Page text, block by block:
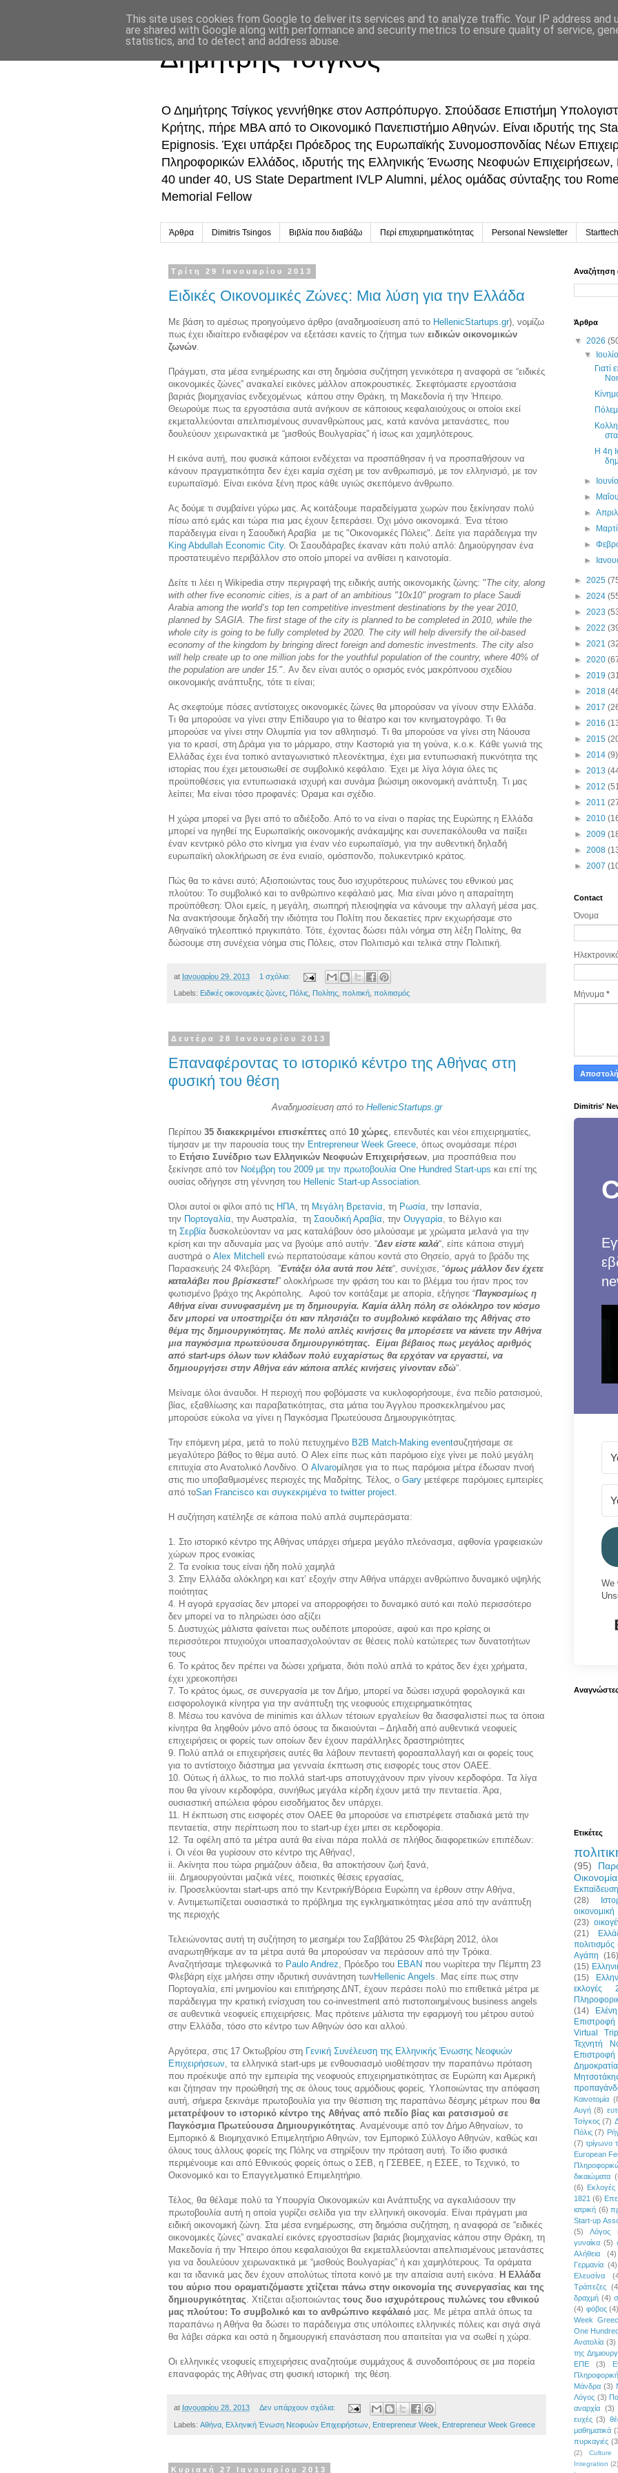
Δημήτρης Τσίγκος
Ο Δημήτρης Τσίγκος γεννήθηκε στον Ασπρόπυργο. Σπούδασε Επιστήμη
Κρήτης, πήρε MBA από το Οικονομικό Πανεπιστήμιο Αθηνών. Είναι ιδρυτής της
Epignosis. Έχει υπάρξει Πρόεδρος της Ευρωπαϊκής Συνομοσπονδίας Νέων
Πληροφορικών Ελλάδος, ιδρυτής της Ελληνικής Ένωσης Νεοφυών
40 under 40, US State Department IVLP Alumni, μέλος ομάδας σύνταξης του
Memorial Fellow
Άρθρα Dimitris Tsingos Βιβλία που διαβάζω Περί επιχειρηματικότητας Personal Newsletter
Τρίτη 29 Ιανουαρίου 2013
Ειδικές Οικονομικές Ζώνες: Μια λύση για την Ελλάδα
Με βάση το αμέσως προηγούμενο άρθρο (αναδημοσίευση από το HellenicStartups.gr), νομίζω
πως έχει ιδιαίτερο ενδιαφέρον να εξετάσει κανείς το ζήτημα των ειδικών οικονομικών
ζωνών.
Πράγματι, στα μέσα ενημέρωσης και στη δημόσια συζήτηση γενικότερα η αναφορά σε “ειδικές
οικονομικές ζώνες” ανακαλεί εικόνες μάλλον αποκρουστικές. Σκεφτόμαστε εργοστάσια
βαριάς βιομηχανίας ενδεχομένως κάπου στην Θράκη, τη Μακεδονία ή την Ήπειρο.
Θεωρούμε πως τα εργοστάσια αυτά ανήκουν σε κάποιους κεφαλαιούχους οι οποίοι εκεί
εκμεταλλεύονται απελπισμένους συνανθρώπους μας, κατά κανόνα μετανάστες, που
δουλεύουν χειρωνακτικά με “μισθούς Βουλγαρίας” ή ίσως και χαμηλότερους.
Η εικόνα αυτή, που φυσικά κάποιοι ενδέχεται να προσπάθησαν ή να προσπαθήσουν να
κάνουν πραγματικότητα δεν έχει καμία σχέση με τον ανθρωπισμό, με τον ελληνισμό, με τον
ευρωπαϊσμό. Είναι εικόνα ξένη προς κάθε υγιώς σκεπόμενο άνθρωπο.
Ας δούμε τι συμβαίνει γύρω μας. Ας κοιτάξουμε παραδείγματα χωρών που ξεκίνησαν πολύ
πίσω από εμάς και τώρα πια μας έχουν ξεπεράσει. Όχι μόνο οικονομικά. Ένα τέτοιο
παράδειγμα είναι η Σαουδική Αραβία με τις "Οικονομικές Πόλεις". Δείτε για παράδειγμα την
King Abdullah Economic City. Οι Σαουδάραβες έκαναν κάτι πολύ απλό: Δημιούργησαν ένα
προστατευμένο περιβάλλον στο οποίο μπορεί να ανθίσει η καινοτομία.
Δείτε τι λέει η Wikipedia στην περιγραφή της ειδικής αυτής οικονομικής ζώνης: "The city, along
with other five economic cities, is a part of an ambitious "10x10" program to place Saudi
Arabia among the world’s top ten competitive investment destinations by the year 2010,
planned by SAGIA. The first stage of the city is planned to be completed in 2010, while the
whole city is going to be fully completed by 2020. The city will help diversify the oil-based
economy of the kingdom by bringing direct foreign and domestic investments. The city also
will help create up to one million jobs for the youthful population of the country, where 40% of
the population are under 15.". Αν δεν είναι αυτός ο ορισμός ενός μακρόπνοου σχεδίου
οικονομικής ανάπτυξης, τότε τι είναι;
Ας σκεφτούμε πόσες αντίστοιχες οικονομικές ζώνες θα μπορούσαν να γίνουν στην Ελλάδα.
Τι θα μπορούσε να γίνει στην Επίδαυρο για το θέατρο και τον κινηματογράφο. Τι θα
μπορούσε να γίνει στην Ολυμπία για τον αθλητισμό. Τι θα μπορούσε να γίνει στη Νάουσα
για το κρασί, στη Δράμα για το μάρμαρο, στην Καστοριά για τη γούνα, κ.ο.κ. Κάθε γωνιά της
Ελλάδας έχει ένα τοπικό ανταγωνιστικό πλεονέκτημα, έχει μια εντυπωσιακή πυκνότητα της
ιστορίας που έχει μετουσιωθεί σε συμβολικό κεφάλαιο. Έχει με λίγα λόγια όλες τις
προϋποθέσεις για εντυπωσιακά ισχυρή και συνάμα βιώσιμη οικονομική ανάπτυξη. Τι μας
λείπει; Μα είναι τόσο προφανές: Όραμα και σχέδιο.
Η χώρα μπορεί να βγει από το αδιέξοδο. Από το να είναι ο παρίας της Ευρώπης η Ελλάδα
μπορεί να ηγηθεί της Ευρωπαϊκής οικονομικής ανάκαμψης και συνεπακόλουθα να παίξει
έναν κεντρικό ρόλο στο κίνημα για έναν νέο ευρωπαϊσμό, για την αυθεντική δηλαδή
ευρωπαϊκή ολοκλήρωση σε ένα ενιαίο, ομόσπονδο, πολυκεντρικό κράτος.
Πώς θα το κάνει αυτό; Αξιοποιώντας τους δυο ισχυρότερους πυλώνες του εθνικού μας
πλούτου: Το συμβολικό και το ανθρώπινο κεφάλαιό μας. Μια είναι μόνο η απαραίτητη
προϋπόθεση: Όλοι εμείς, η μεγάλη, σιωπηρή πλειοψηφία να κάνουμε την αλλαγή μέσα μας.
Να ανακτήσουμε δηλαδή την ιδιότητα του Πολίτη που δεκαετίες πριν εκχωρήσαμε στο
Αθηναϊκό τηλεοπτικό πριγκιπάτο. Τότε, έχοντας δώσει πάλι νόημα στη λέξη Πολίτης, θα
δώσουμε στη συνέχεια νόημα στις Πόλεις, στον Πολιτισμό και τελικά στην Πολιτική.
at Ιανουαρίου 29, 2013 1 σχόλιο:
Labels: Ειδικές οικονομικές ζώνες, Πόλις, Πολίτης, πολιτική, πολιτισμός
Δευτέρα 28 Ιανουαρίου 2013
Επαναφέροντας το ιστορικό κέντρο της Αθήνας στη
φυσική του θέση
Αναδημοσίευση από το HellenicStartups.gr
Περίπου 35 διακεκριμένοι επισκέπτες από 10 χώρες, επενδυτές και νέοι επιχειρηματίες,
τίμησαν με την παρουσία τους την Entrepreneur Week Greece, όπως ονομάσαμε πέρσι
το Ετήσιο Συνέδριο των Ελληνικών Νεοφυών Επιχειρήσεων, μια προσπάθεια που
ξεκίνησε από τον Νοέμβρη του 2009 με την πρωτοβουλία One Hundred Start-ups και επί της
ουσίας οδήγησε στη γέννηση του Hellenic Start-up Association.
Όλοι αυτοί οι φίλοι από τις ΗΠΑ, τη Μεγάλη Βρετανία, τη Ρωσία, την Ισπανία,
την Πορτογαλία, την Αυστραλία, τη Σαουδική Αραβία, την Ουγγαρία, το Βέλγιο και
τη Σερβία δυσκολεύονταν να μας καταλάβουν όσο μιλούσαμε με χρώματα μελανά για την
κρίση και την αδυναμία μας να βγούμε από αυτήν. “Δεν είστε καλά“, είπε κάποια στιγμή
αυστηρά ο Alex Mitchell
ενώ περπατούσαμε κάπου κοντά στο Θησείο, αργά το βράδυ της
Παρασκευής 24 Φλεβάρη. ”Εντάξει όλα αυτά που λέτε“, συνέχισε, “όμως μάλλον δεν έχετε
καταλάβει που βρίσκεστε!” ολοκλήρωσε την φράση του και το βλέμμα του ήταν προς τον
φωτισμένο βράχο της Ακρόπολης. Αφού τον κοιτάξαμε με απορία, εξήγησε “Παγκοσμίως η
Αθήνα είναι συνυφασμένη με τη δημιουργία. Καμία άλλη πόλη σε ολόκληρο τον κόσμο
δεν μπορεί να υποστηρίξει ότι καν πλησιάζει το συμβολικό κεφάλαιο της Αθήνας στο
θέμα της δημιουργικότητας. Με πολύ απλές κινήσεις θα μπορέσετε να κάνετε την Αθήνα
μια παγκόσμια πρωτεύουσα δημιουργικότητας. Είμαι βέβαιος πως μεγάλος αριθμός
από start-ups όλων των κλάδων πολύ ευχαρίστως θα ερχόταν να εργαστεί, να
δημιουργήσει στην Αθήνα εάν κάποια απλές κινήσεις γίνονταν εδώ“.
Μείναμε όλοι άναυδοι. Η περιοχή που φοβόμαστε να κυκλοφορήσουμε, ένα πεδίο ρατσισμού,
βίας, εξαθλίωσης και παραβατικότητας, στα μάτια του Άγγλου προσκεκλημένου μας
μπορούσε εύκολα να γίνει η Παγκόσμια Πρωτεύουσα Δημιουργικότητας.
Την επόμενη μέρα, μετά το πολύ πετυχημένο B2B Match-Making eventσυζητήσαμε σε
μεγαλύτερο βάθος το θέμα αυτό. Ο Alex είπε πως κάτι παρόμοιο είχε γίνει με πολύ μεγάλη
επιτυχία στο Ανατολικό Λονδίνο. Ο Alvaroμίλησε για το πως παρόμοια μέτρα έδωσαν πνοή
στις πιο υποβαθμισμένες περιοχές της Μαδρίτης. Τέλος, ο Gary μετέφερε παρόμοιες εμπειρίες
από τοSan Francisco και συγκεκριμένα το twitter project.
H συζήτηση κατέληξε σε κάποια πολύ απλά συμπεράσματα:
1. Στο ιστορικό κέντρο της Αθήνας υπάρχει σήμερα μεγάλο πλεόνασμα, αφθονία γραφειακών
χώρων προς ενοικίας
2. Τα ενοίκια τους είναι ήδη πολύ χαμηλά
3. Στην Ελλάδα ολόκληρη και κατ’ εξοχήν στην Αθήνα υπάρχει ανθρώπινο δυναμικό υψηλής
ποιότητας
4. Η αγορά εργασίας δεν μπορεί να απορροφήσει το δυναμικό αυτό και πολύ περισσότερο
δεν μπορεί να το πληρώσει όσο αξίζει
5. Δυστυχώς μάλιστα φαίνεται πως ουδέποτε μπορούσε, αφού και προ κρίσης οι
περισσότεροι πτυχιούχοι υποαπασχολούνταν σε θέσεις πολύ κατώτερες των δυνατοτήτων
τους
6. Το κράτος δεν πρέπει να δώσει χρήματα, διότι πολύ απλά το κράτος δεν έχει χρήματα,
έχει χρεοκοπήσει
7. Το κράτος όμως, σε συνεργασία με τον Δήμο, μπορεί να δώσει ισχυρά φορολογικά και
εισφορολογικά κίνητρα για την ανάπτυξη της νεοφυούς επιχειρηματικότητας
8. Μέσω του κανόνα de minimis και άλλων τέτοιων εργαλείων θα διασφαλιστεί πως τα όποια
κίνητρα θα ληφθούν μόνο από όσους τα δικαιούνται – Δηλαδή από αυθεντικά νεοφυείς
επιχειρήσεις οι φορείς των οποίων δεν έχουν παράλληλες δραστηριότητες
9. Πολύ απλά οι επιχειρήσεις αυτές θα λάβουν πενταετή φοροαπαλλαγή και οι φορείς τους
για το αντίστοιχο διάστημα μια γενναία έκπτωση στις εισφορές τους στον ΟΑΕΕ.
10. Ούτως ή άλλως, το πιο πολλά start-ups αποτυγχάνουν πριν γίνουν κερδοφόρα. Τα λίγα
που θα γίνουν κερδοφόρα, συνήθως μεγάλα κέρδη έχουν μετά την πενταετία. Άρα,
ουσιαστική απώλεια φόρου εισοδήματος δεν υπάρχει.
11. Η έκπτωση στις εισφορές στον ΟΑΕΕ θα μπορούσε να επιστρέφετε σταδιακά μετά την
πενταετία, στην περίπτωση που το start-up έχει μπει σε κερδοφορία.
12. Τα οφέλη από τα μέτρα αυτά θα είναι πάρα πολλά σε πλήθος διαφορετικών επιπέδων:
i. Οι νέοι θα γυρίσουν στο κέντρο της Αθήνας!,
ii. Ακίνητα που τώρα ρημάζουν άδεια, θα αποκτήσουν ζωή ξανά,
iii. Δημιουργούνται μαζικά νέες, ποιοτικές θέσεις εργασίας,
iv. Προσελκύονται start-ups από την Κεντρική/Βόρεια Ευρώπη να έρθουν στην Αθήνα,
v. Αντιμετωπίζεται ουσιαστικά το πρόβλημα της εγκληματικότητας μέσα από την ανάπτυξη
της περιοχής
Τελειώνοντας αυτή τη συζήτηση το μεσημέρι του Σαββάτου 25 Φλεβάρη 2012, όλοι
αναρωτηθήκαμε αν τα μέτρα αυτά θα μπορούσαν να περάσουν από την Τρόικα.
Αναζητήσαμε τηλεφωνικά το Paulo Andrez, Πρόεδρο του EBAN που νωρίτερα την Πέμπτη 23
Φλεβάρη είχε μιλήσει στην ιδρυτική συνάντηση των Hellenic Angels. Μας είπε πως στην
Πορτογαλία, επί μνημονίου και επιτήρησης ΔΝΤ, έχουν περάσει πολύ πιο επιθετικά μέτρα με
παράδειγμα την κρατική ενίσχυση του co-investment από πιστοποιημένους business angels
σε αυθεντικά νεοφυείς επιχειρήσεις. Μας πρότεινε μάλιστα την εφαρμογή του μέτρου αυτού
στην Ελλάδα, τόσο στο κέντρο των Αθηνών όσο και αλλού.
Αργότερα, στις 17 Οκτωβρίου στη Γενική Συνέλευση της Ελληνικής Ένωσης Νεοφυών
Επιχειρήσεων, τα ελληνικά start-ups με ενθουσιασμό υιοθέτησαν την παραπάνω πρόταση
που προέκυψε από την εμπειρία της νεοφυούς επιχειρηματικότητας σε Ευρώπη και Αμερική
και ζήτησαν την προώθησή της σε όλους τους αρμόδιους φορείς. Υλοποιώντας την απόφαση
αυτή, σήμερα ξεκινάμε πρωτοβουλία για την θέσπιση της παραπάνω δέσμης μέτρων που θα
μετατρέψουν το ιστορικό κέντρο της Αθήνας από πεδίο βίας και ρατσισμού σε
Παγκόσμια Πρωτεύουσα Δημιουργικότητας. Αναμένουμε από τον Δήμο Αθηναίων, το
Εμπορικό & Βιομηχανικό Επιμελητήριο Αθηνών, τον Εμπορικό Σύλλογο Αθηνών, καθώς και
όλους τους άλλους φορείς της Πόλης να στηρίξουν την πρόταση αυτή. Το ίδιο φυσικά
περιμένουμε και από Εθνικούς φορείς όπως ο ΣΕΒ, η ΓΣΕΒΕΕ, η ΕΣΕΕ, το Τεχνικό, το
Οικονομικό και το Επαγγελματικό Επιμελητήριο.
Τέλος, θα θέλαμε πολύ τα Υπουργία Οικονομικών και Ανάπτυξης να αγκαλιάσουν την
πρωτοβουλία αυτή η οποία γυρίζει σελίδα για την ελληνική οικονομία. Είναι πράγματι μια
ειδική οικονομική ζώνη. Στα μέσα ενημέρωσης, στη δημόσια συζήτηση, η αναφορά σε “ειδικές
οικονομικές ζώνες” ανακαλεί εικόνες εργοστασίων βαριάς βιομηχανίας κάπου στην Θράκη, τη
Μακεδονία ή την Ήπειρο όπου κεφαλαιούχοι θα εκμεταλλεύονται απελπισμένους μετανάστες
για να δουλεύουν χειρωνακτικά με “μισθούς Βουλγαρίας” ή και χαμηλότερους. Τα οράματα
και τα ιδανικά μας δεν έχουν απολύτως τίποτα κοινό με την απαίσια αυτή εικόνα. Η Ελλάδα
του αύριο που οραματιζόμαστε χτίζεται πάνω στην οικονομία της συνεργασίας και της
δημιουργικότητας. Χτίζεται αξιοποιώντας τους δυο ισχυρότερους πυλώνες του εθνικού
μας πλούτου: Το συμβολικό και το ανθρώπινο κεφάλαιό μας. Με μέτρα απλά όπως τα
παραπάνω η Αθήνα θα δώσει το παράδειγμα στις υπόλοιπες ελληνικές πόλεις και σιγά σιγά
θα λάβει σάρκα και οστά η δημιουργική επανάσταση που απαιτείται για να σωθεί η χώρα.
Οι ελληνικές νεοφυείς επιχειρήσεις αναζητούμε συμμάχους & συνοδοιπόρους σε μια πορεία
επαναφοράς της Αθήνας στη φυσική ιστορική της θέση.
at Ιανουαρίου 28, 2013 Δεν υπάρχουν σχόλια:
Labels: Αθήνα Ελληνική Ένωση Νεοφυών Επιχειρήσεων Entrepreneur Week Entrepreneur Week Greece
Κυριακή 27 Ιανουαρίου 2013
Αναζήτηση
Άρθρα
▼ 2026
▼
Γιατί
H 4η
►
►
►
►
►
►
► 2025
► 2024
► 2023
► 2022
► 2021
► 2020
► 2019
► 2018
► 2017
► 2016
► 2015
► 2014 (9)
► 2013
► 2012
► 2011
► 2010
► 2009
► 2008
► 2007
Contact
Όνομα
Μήνυμα *
Dimitris'
We
Αναγνώστες
Ετικέτες
(95)
Οικονομία
Εκπαίδευση
(28)
οικονομική
(23)
(21)
πολιτισμός
Αγάπη (16)
(15)
(15)
εκλογές
(14)
Επιστροφή
Virtual Trip
Τεχνητή
Δημοκρατία
Καινοτομία
Αυγή (8)
Τσίγκος (7)
Πόλις (7)
(7) τρίγωνο
European
δικαιώματα
(6)
1821 (6)
ιατρική (6)
Start-up
(5)
Λόγος
γυναίκα (5)
Αλήθεια
(4)
Γερμανία (4)
Ελευσίνα
Τράπεζες
δραχμή (4)
(4) φόβος (4)
Week
One
Ανατολία (3)
της
ΕΠΕ
(3)
Μάνδρα (3)
Λόγος (3)
αναρχία (3)
ευχές (3)
μαθηματικά
πυρκαγιές
(2)
Culture
Integration (2)
This site uses cookies from Google to deliver its services and to analyze traffic. Your IP address and
are shared with Google along with performance and security metrics to ensure quality of service,
statistics, and to detect and address abuse.